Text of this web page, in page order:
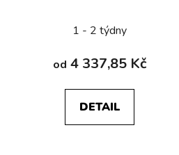
1 - 2 týdny
od 4 337,85 Kč
DETAIL